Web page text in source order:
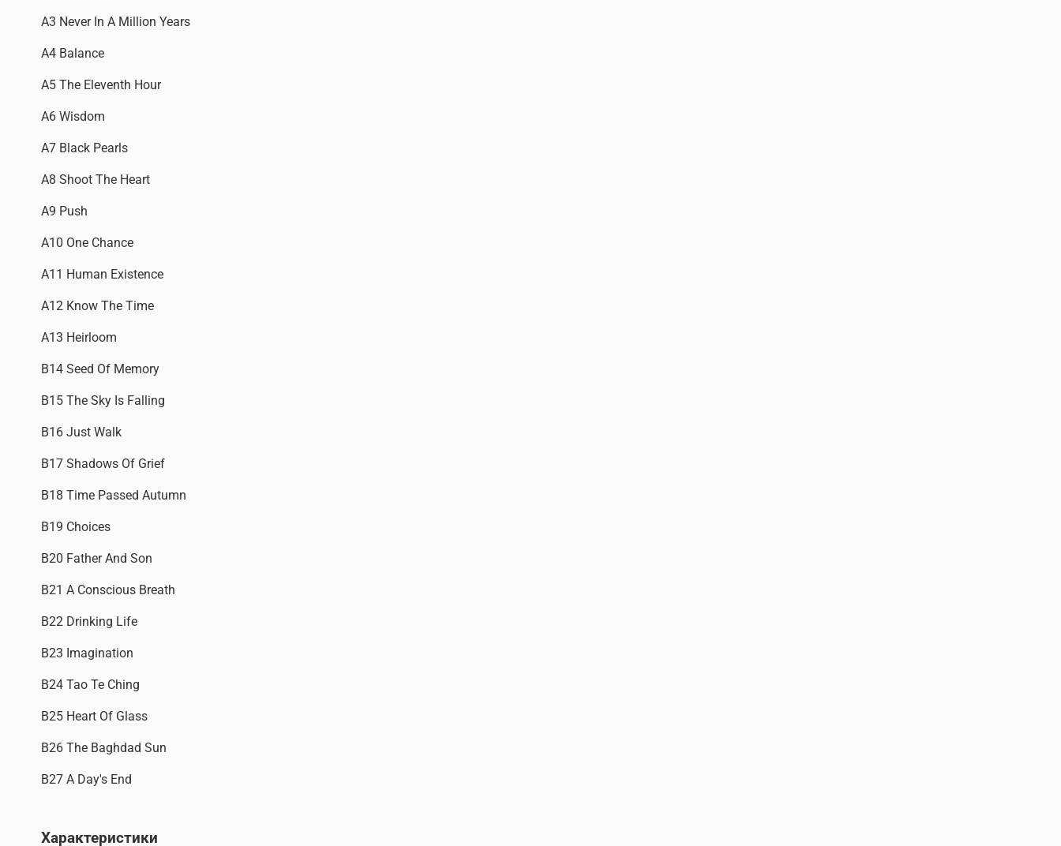
A3 Never In A Million Years
A4 Balance
A5 The Eleventh Hour
A6 Wisdom
A7 Black Pearls
A8 Shoot The Heart
A9 Push
A10 One Chance
A11 Human Existence
A12 Know The Time
A13 Heirloom
B14 Seed Of Memory
B15 The Sky Is Falling
B16 Just Walk
B17 Shadows Of Grief
B18 Time Passed Autumn
B19 Choices
B20 Father And Son
B21 A Conscious Breath
B22 Drinking Life
B23 Imagination
B24 Tao Te Ching
B25 Heart Of Glass
B26 The Baghdad Sun
B27 A Day's End
Характеристики